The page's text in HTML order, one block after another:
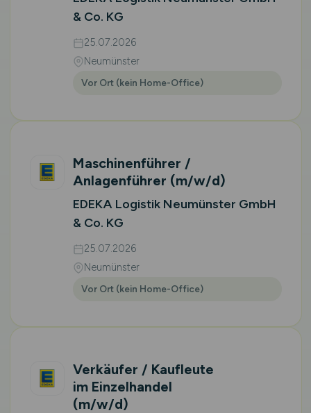
& Co. KG
25.07.2026
Neumünster
Vor Ort (kein Home-Office)
Maschinenführer /
Anlagenführer (m/w/d)
EDEKA Logistik Neumünster GmbH
& Co. KG
25.07.2026
Neumünster
Vor Ort (kein Home-Office)
Verkäufer / Kaufleute
im Einzelhandel
(m/w/d)